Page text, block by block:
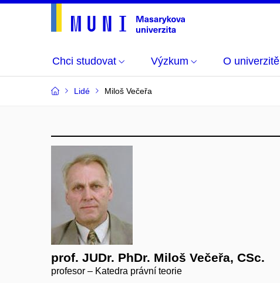
Chci studovat Výzkum O univerzitě
Lidé Miloš Večeřa
prof. JUDr. PhDr. Miloš Večeřa, CSc.
profesor – Katedra právní teorie